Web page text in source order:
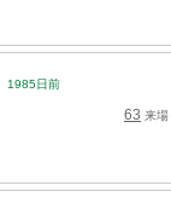
1985日前
63 来場